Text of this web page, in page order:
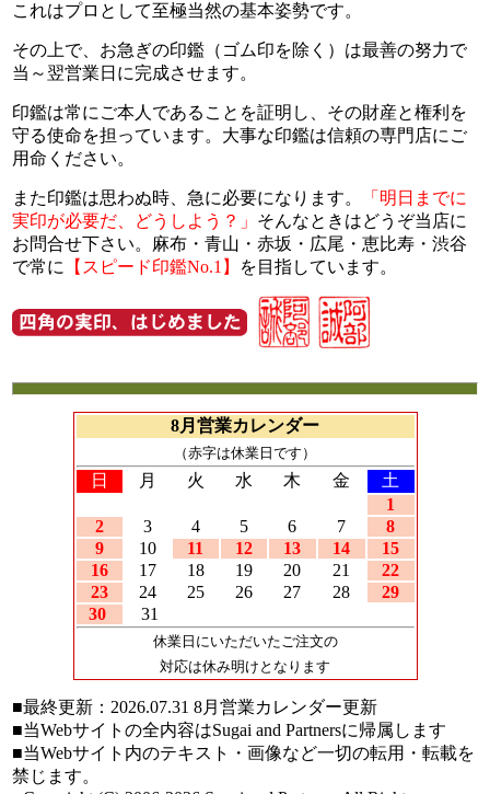
これはプロとして至極当然の基本姿勢です。
その上で、お急ぎの印鑑（ゴム印を除く）は最善の努力で
当～翌営業日に完成させます。
印鑑は常にご本人であることを証明し、 その財産と権利を
守る使命を担っています。 大事な印鑑は信頼の専門店にご
用命ください。
また印鑑は思わぬ時、急に必要になります。
「明日までに
実印が必要だ、どうしよう？」 そんなときはどうぞ当店に
お問合せ下さい。 麻布・青山・赤坂・広尾・恵比寿・渋谷
で常に 【スピード印鑑No.1】 を目指しています。
8月営業カレンダー
（赤字は休業日です）
日 月 火 水 木 金
土
1
2
3 4 5 6 7
8
9
10 11 12 13 14
15
16
17 18 19 20 21
22
23
24 25 26 27 28
29
30
31
休業日にいただいたご注文の
対応は休み明けとなります
■最終更新： 2026.07.31 8月営業カレンダー更新
■当Webサイトの全内容はSugai and Partnersに帰属します
■当Webサイト内のテキスト・画像など一切の転用・転載を
禁じます。